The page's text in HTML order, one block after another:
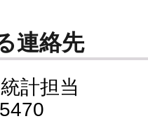
連絡先
計担当